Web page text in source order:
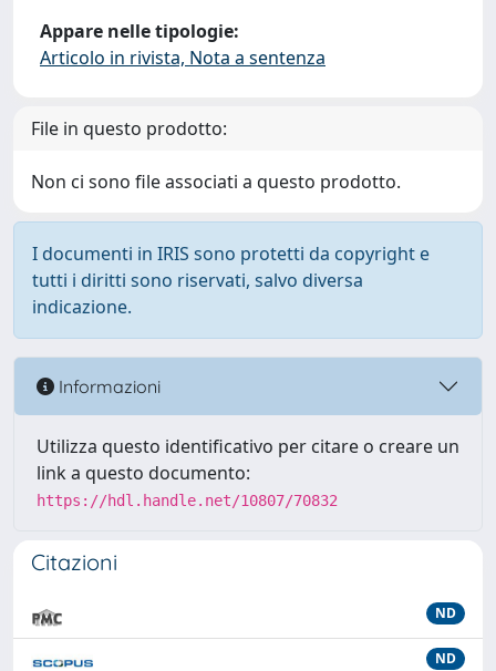
Appare nelle tipologie:
Articolo in rivista, Nota a sentenza
File in questo prodotto:
Non ci sono file associati a questo prodotto.
I documenti in IRIS sono protetti da copyright e
tutti i diritti sono riservati, salvo diversa
indicazione.
Informazioni
Utilizza questo identificativo per citare o creare un
link a questo documento:
https://hdl.handle.net/10807/70832
Citazioni
ND
ND